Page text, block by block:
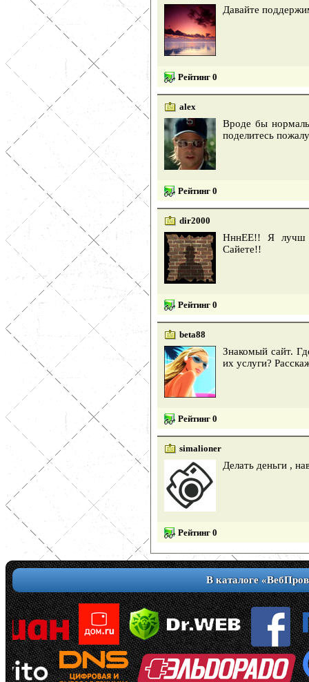
Давайте
Рейтинг 0
alex
Вроде бы
поделитесь
Рейтинг 0
dir2000
НннЕЕ!! Я лучш
Сайете!!
Рейтинг 0
beta88
Знакомый сайт.
их услуги?
Рейтинг 0
simalioner
Делать деньги ,
Рейтинг 0
В каталоге